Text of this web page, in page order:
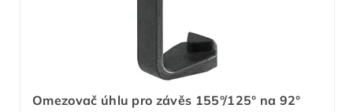
Omezovač úhlu pro závěs 155°/125° na 92°